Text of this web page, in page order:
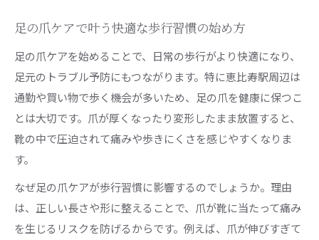
足の爪を傷めない優しいケア方法の見極め方
恵比寿駅で選ぶべき足の爪ケアサービスの基準
足の爪ケアを長持ちさせるための注意点
厚い足の爪や角質の悩みに対応する秘訣
厚い足の爪ケアで健康的な爪を取り戻す方法
角質や足の爪のトラブル対策の正しいステップ
角質ケアと足の爪ケアを両立させるポイント
サロンでできる厚い足の爪の安全なケア法
足の爪ケアで叶う快適な歩行習慣の始め方
足の爪ケアを始めることで、日常の歩行がより快適になり、
足元のトラブル予防にもつながります。特に恵比寿駅周辺は
通勤や買い物で歩く機会が多いため、足の爪を健康に保つこ
とは大切です。爪が厚くなったり変形したまま放置すると、
靴の中で圧迫されて痛みや歩きにくさを感じやすくなりま
す。
なぜ足の爪ケアが歩行習慣に影響するのでしょうか。理由
は、正しい長さや形に整えることで、爪が靴に当たって痛み
を生じるリスクを防げるからです。例えば、爪が伸びすぎて